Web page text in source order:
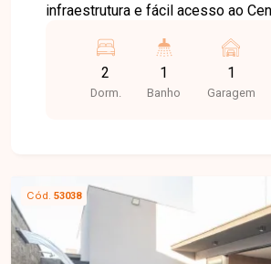
infraestrutura e fácil acesso ao
supermercados, escolas,
comércios, oferece praticidade,
qualidade de vida para seus
em blindex, cozinha americana
planejados, lavanderia
de garagem. O condomínio dispõe
portaria digital e quiosque com
2
Dorm.
1
Banho
1
Garagem
Cód. 53038